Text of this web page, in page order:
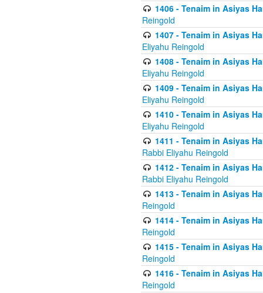
1406 - Tenaim in Asiyas
Reingold
1407 - Tenaim in Asiyas
Eliyahu Reingold
1408 - Tenaim in Asiyas
Eliyahu Reingold
1409 - Tenaim in Asiyas
Eliyahu Reingold
1410 - Tenaim in Asiyas
Eliyahu Reingold
1411 - Tenaim in Asiyas
Rabbi Eliyahu Reingold
1412 - Tenaim in Asiyas
Rabbi Eliyahu Reingold
1413 - Tenaim in Asiyas
Reingold
1414 - Tenaim in Asiyas
Reingold
1415 - Tenaim in Asiyas
Reingold
1416 - Tenaim in Asiyas
Reingold